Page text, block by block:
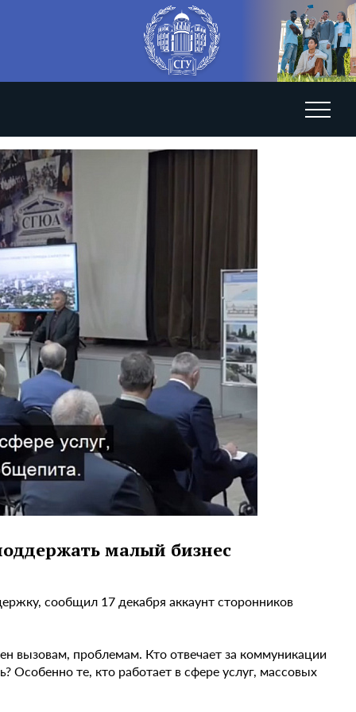
малый бизнес
сообщил 17 декабря аккаунт сторонников
вызовам, проблемам. Кто отвечает за коммуникации
Особенно те, кто работает в сфере услуг, массовых